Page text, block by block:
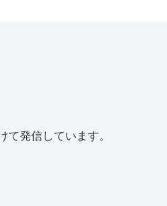
て発信しています。